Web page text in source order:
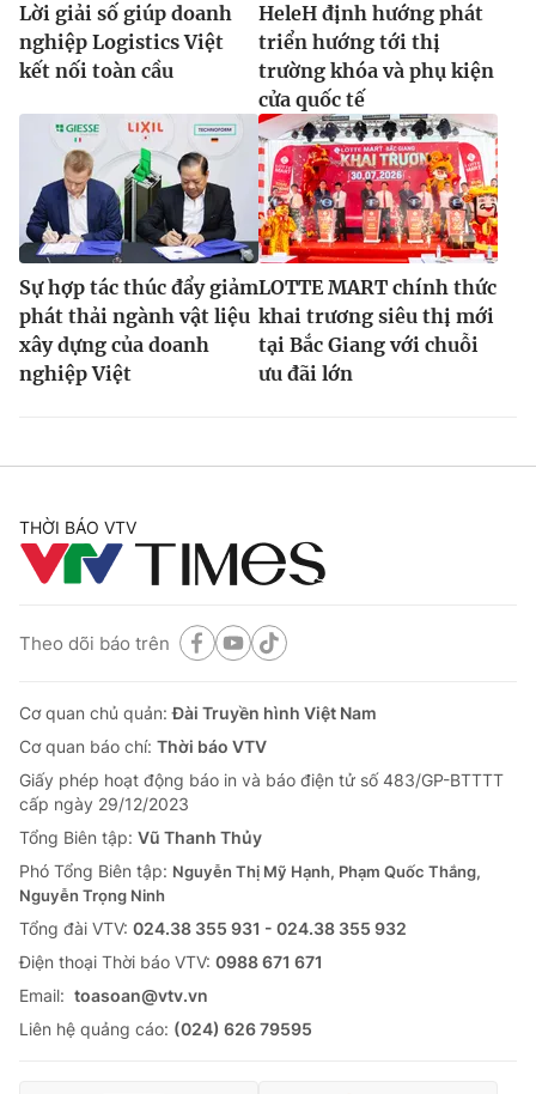
Lời giải số giúp doanh
nghiệp Logistics Việt
kết nối toàn cầu
HeleH định hướng phát
triển hướng tới thị
trường khóa và phụ kiện
cửa quốc tế
Sự hợp tác thúc đẩy giảm
phát thải ngành vật liệu
xây dựng của doanh
nghiệp Việt
LOTTE MART chính thức
khai trương siêu thị mới
tại Bắc Giang với chuỗi
ưu đãi lớn
THỜI BÁO VTV
Theo dõi báo trên
Cơ quan chủ quản:Đài Truyền hình Việt Nam
Cơ quan báo chí: Thời báo VTV
Giấy phép hoạt động báo in và báo điện tử số 483/GP-BTTTT
cấp ngày 29/12/2023
Tổng Biên tập: Vũ Thanh Thủy
Phó Tổng Biên tập: Nguyễn Thị Mỹ Hạnh, Phạm Quốc Thắng,
Nguyễn Trọng Ninh
Tổng đài VTV: 024.38 355 931 - 024.38 355 932
Ðiện thoại Thời báo VTV: 0988 671 671
Email: toasoan@vtv.vn
Liên hệ quảng cáo: (024) 626 79595